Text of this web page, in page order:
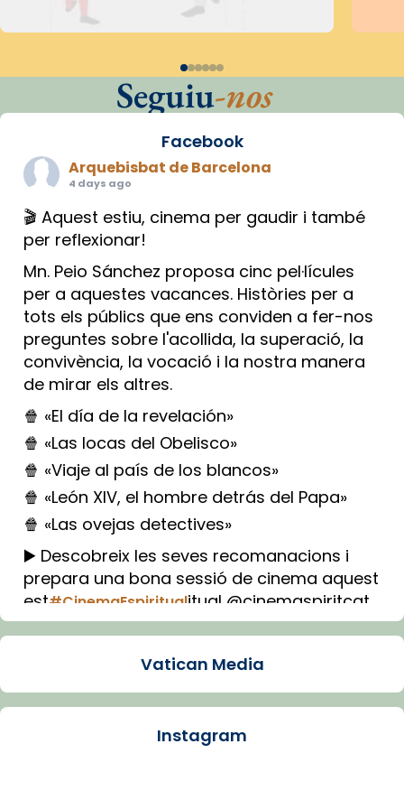
Seguiu-nos
Facebook
Arquebisbat de Barcelona
4 days ago
🎬 Aquest estiu, cinema per gaudir i també
per reflexionar!
Mn. Peio Sánchez proposa cinc pel·lícules
per a aquestes vacances. Històries per a
tots els públics que ens conviden a fer-nos
preguntes sobre l'acollida, la superació, la
convivència, la vocació i la nostra manera
de mirar els altres.
🍿 «El día de la revelación»
🍿 «Las locas del Obelisco»
🍿 «Viaje al país de los blancos»
🍿 «León XIV, el hombre detrás del Papa»
🍿 «Las ovejas detectives»
▶️ Descobreix les seves recomanacions i
prepara una bona sessió de cinema aquest
est#CinemaEspiritualitual @cinemaspiritcat
Imatge: Generada amb IA (OpenAI)
Arquebisbat de Barcelona
Vatican Media
Instagram